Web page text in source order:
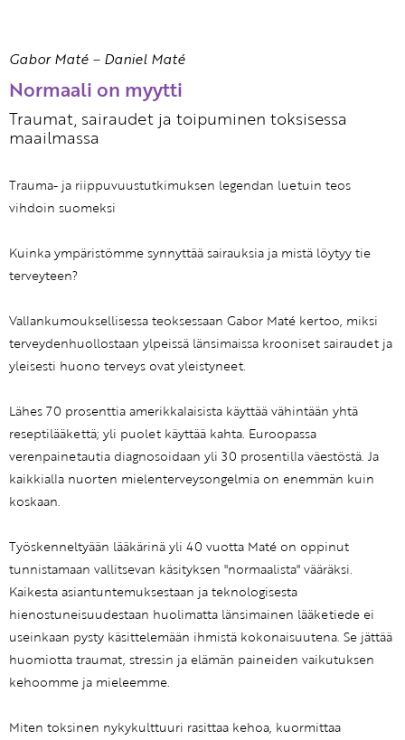
Gabor Maté – Daniel Maté
Normaali on myytti
Traumat, sairaudet ja toipuminen toksisessa
maailmassa
Trauma- ja riippuvuustutkimuksen legendan luetuin teos
vihdoin suomeksi
Kuinka ympäristömme synnyttää sairauksia ja mistä löytyy tie
terveyteen?
Vallankumouksellisessa teoksessaan Gabor Maté kertoo, miksi
terveydenhuollostaan ylpeissä länsimaissa krooniset sairaudet ja
yleisesti huono terveys ovat yleistyneet.
Lähes 70 prosenttia amerikkalaisista käyttää vähintään yhtä
reseptilääkettä; yli puolet käyttää kahta. Euroopassa
verenpainetautia diagnosoidaan yli 30 prosentilla väestöstä. Ja
kaikkialla nuorten mielenterveysongelmia on enemmän kuin
koskaan.
Työskenneltyään lääkärinä yli 40 vuotta Maté on oppinut
tunnistamaan vallitsevan käsityksen "normaalista" vääräksi.
Kaikesta asiantuntemuksestaan ja teknologisesta
hienostuneisuudestaan huolimatta länsimainen lääketiede ei
useinkaan pysty käsittelemään ihmistä kokonaisuutena. Se jättää
huomiotta traumat, stressin ja elämän paineiden vaikutuksen
kehoomme ja mieleemme.
Miten toksinen nykykulttuuri rasittaa kehoa, kuormittaa